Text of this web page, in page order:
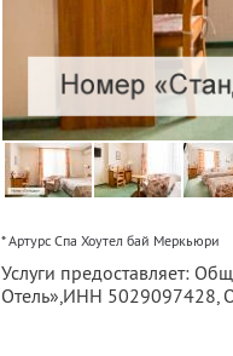
* Артурс Спа Хоутел бай Меркьюри
Услуги предоставляет:
Отель», ИНН 5029097428